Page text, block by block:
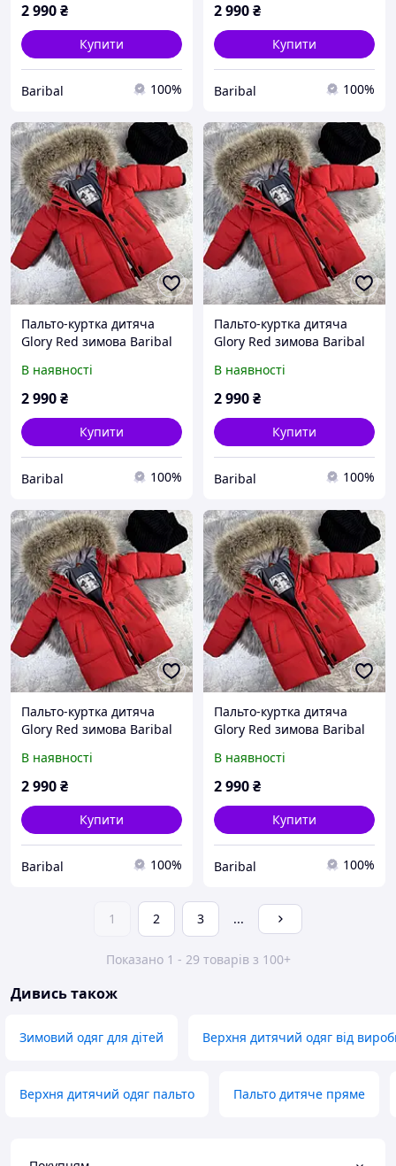
2 990₴
Купити
Baribal 100%
2 990₴
Купити
Baribal 100%
Пальто-куртка дитяча
Glory Red зимова Baribal
В наявності
2 990₴
Купити
Baribal 100%
Пальто-куртка дитяча
Glory Red зимова Baribal
В наявності
2 990₴
Купити
Baribal 100%
Пальто-куртка дитяча
Glory Red зимова Baribal
В наявності
2 990₴
Купити
Baribal 100%
Пальто-куртка дитяча
Glory Red зимова Baribal
В наявності
2 990₴
Купити
Baribal 100%
1 2 3 ...
Показано 1 - 29 товарів з 100+
Дивись також
Зимовий одяг для дітей Верхня дитячий одяг від
Верхня дитячий одяг пальто Пальто дитяче пряме